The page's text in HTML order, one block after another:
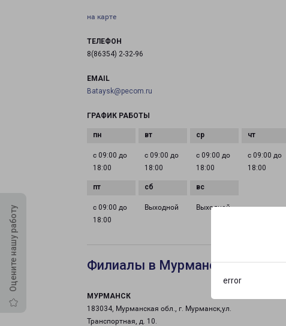
error
Оцените нашу работу
на карте
ТЕЛЕФОН
8(86354) 2-32-96
EMAIL
Bataysk@pecom.ru
ГРАФИК РАБОТЫ
с 09:00 до
18:00
с 09:00 до
18:00
с 09:00 до
18:00
с 09:00 до
18:00
с 09:00 до
18:00
Выходной Выходной
Филиалы в Мурманске
МУРМАНСК
183034, Мурманская обл., г. Мурманск,ул.
Транспортная, д. 10.